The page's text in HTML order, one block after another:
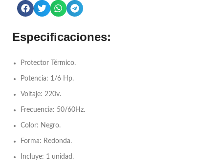
Especificaciones:
Protector Térmico.
Potencia: 1/6 Hp.
Voltaje: 220v.
Frecuencia: 50/60Hz.
Color: Negro.
Forma: Redonda.
Incluye: 1 unidad.